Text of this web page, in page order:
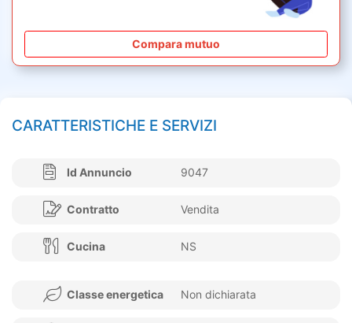
Compara mutuo
CARATTERISTICHE E SERVIZI
Id Annuncio 9047
Contratto Vendita
Cucina NS
Classe energetica Non dichiarata